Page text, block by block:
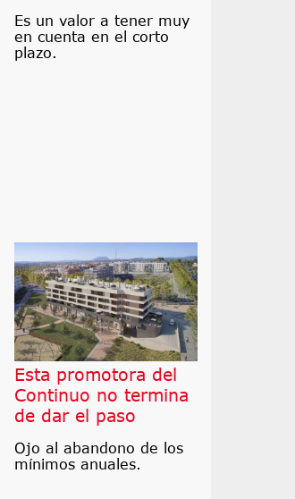
Es un valor a tener muy
en cuenta en el corto
plazo.
Esta promotora del
Continuo no termina
de dar el paso
Ojo al abandono de los
mínimos anuales.